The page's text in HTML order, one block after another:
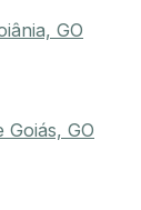
GO
Goiás, GO